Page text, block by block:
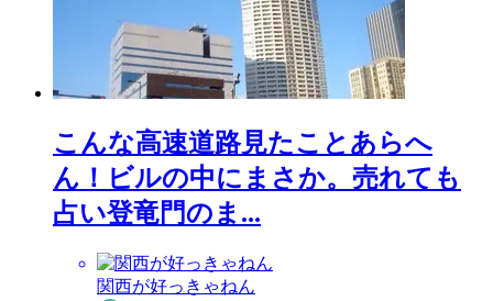
こんな高速道路見たことあらへ
ん！ビルの中にまさか。売れても
占い登竜門のま...
関西が好っきゃねん